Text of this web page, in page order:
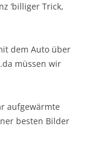
‘billiger Trick,
dem Auto über
müssen wir
aufgewärmte
besten Bilder